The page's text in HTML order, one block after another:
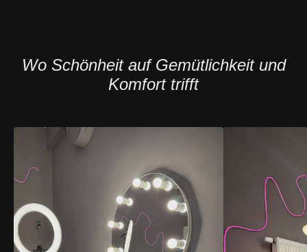
Wo Schönheit auf Gemütlichkeit und
Komfort trifft